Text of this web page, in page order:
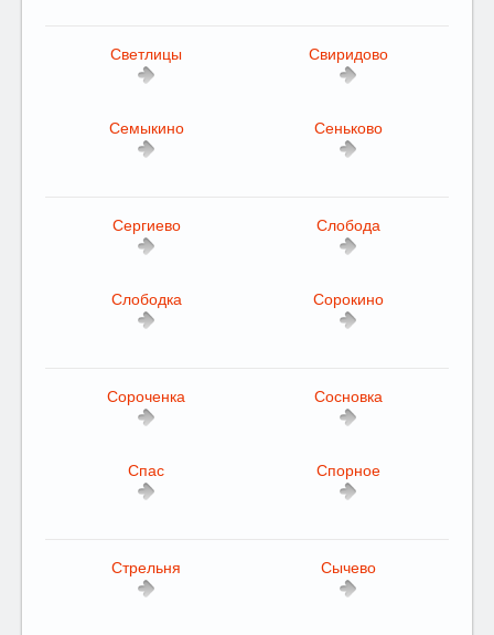
Светлицы Свиридово
Семыкино Сеньково
Сергиево Слобода
Слободка Сорокино
Сороченка Сосновка
Спас Спорное
Стрельня Сычево